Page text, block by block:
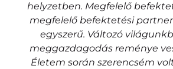
helyzetben. Megfelelő
megfelelő befektetési
egyszerű. Változó
meggazdagodás reménye
Életem során szerencsém